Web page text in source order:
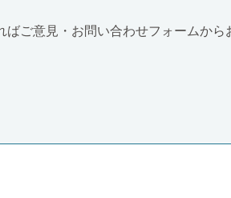
ご意見・お問い合わせフォームから